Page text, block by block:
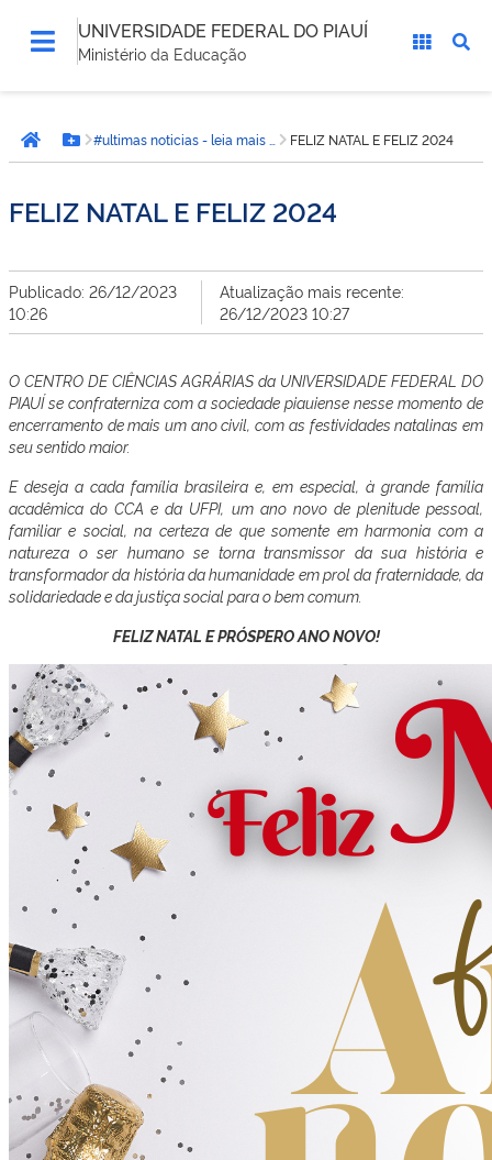
UNIVERSIDADE FEDERAL DO PIAUÍ
Ministério da Educação
está
aqui:Página inicial
Botão Menu FELIZ NATAL E FELIZ 2024
FELIZ NATAL E FELIZ 2024
Publicado: 26/12/2023
10:26
Atualização mais recente:
26/12/2023 10:27
O CENTRO DE CIÊNCIAS AGRÁRIAS da UNIVERSIDADE FEDERAL DO
PIAUÍ se confraterniza com a sociedade piauiense nesse momento de
encerramento de mais um ano civil, com as festividades natalinas em
seu sentido maior.
E deseja a cada família brasileira e, em especial, à grande família
acadêmica do CCA e da UFPI, um ano novo de plenitude pessoal,
familiar e social, na certeza de que somente em harmonia com a
natureza o ser humano se torna transmissor da sua história e
transformador da história da humanidade em prol da fraternidade, da
solidariedade e da justiça social para o bem comum.
FELIZ NATAL E PRÓSPERO ANO NOVO!